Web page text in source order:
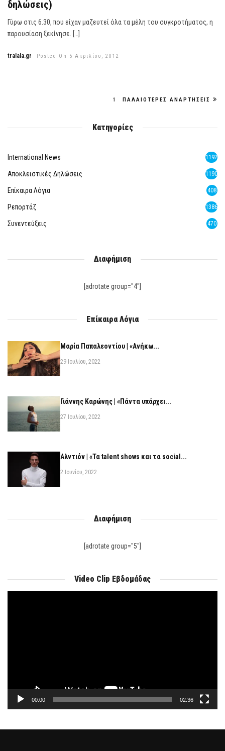
δηλώσεις)
Γύρω στις 6.30, που είχαν μαζευτεί όλα τα μέλη του συγκροτήματος, η
παρουσίαση ξεκίνησε. […]
tralala.gr Posted On 5 Απριλίου, 2012
1 ΠΑΛΑΙΌΤΕΡΕΣ ΑΝΑΡΤΉΣΕΙΣ
Κατηγορίες
International News 1192
Αποκλειστικές Δηλώσεις 1190
Επίκαιρα Λόγια 408
Ρεπορτάζ 1386
Συνεντεύξεις 470
Διαφήμιση
[adrotate group="4"]
Επίκαιρα Λόγια
Μαρία Παπαλεοντίου | «Ανήκω...
29 Ιουλίου, 2022
Γιάννης Καρώνης | «Πάντα υπάρχει...
27 Ιουλίου, 2022
Αλντιόν | «Τα talent shows και τα social...
2 Ιουνίου, 2022
Διαφήμιση
[adrotate group="5"]
Video Clip Εβδομάδας
00:00 02:36